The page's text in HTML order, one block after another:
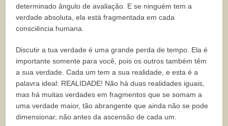
determinado ângulo de avaliação. E se ninguém tem a
verdade absoluta, ela está fragmentada em cada
consciência humana.
Discutir a tua verdade é uma grande perda de tempo. Ela é
importante somente para você, pois os outros também têm
a sua verdade. Cada um tem a sua realidade, e esta é a
palavra ideal: REALIDADE! Não há duas realidades iguais,
mas há muitas verdades em fragmentos que se somam a
uma verdade maior, tão abrangente que ainda não se pode
dimensionar, não antes da ascensão de cada um.